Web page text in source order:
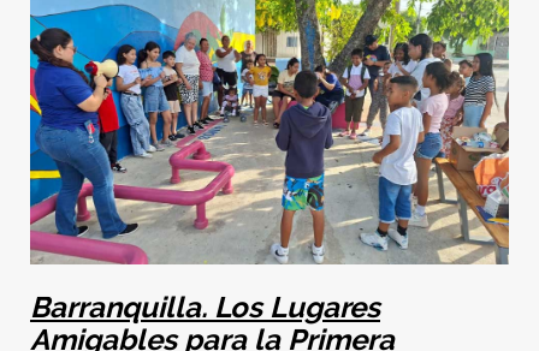
Barranquilla. Los Lugares
Amigables para la Primera